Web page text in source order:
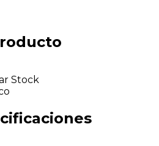
Stock